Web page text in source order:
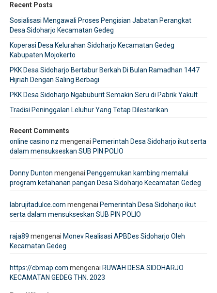
Recent Posts
Sosialisasi Mengawali Proses Pengisian Jabatan Perangkat
Desa Sidoharjo Kecamatan Gedeg
Koperasi Desa Kelurahan Sidoharjo Kecamatan Gedeg
Kabupaten Mojokerto
PKK Desa Sidoharjo Bertabur Berkah Di Bulan Ramadhan 1447
Hijriah Dengan Saling Berbagi
PKK Desa Sidoharjo Ngabuburit Semakin Seru di Pabrik Yakult
Tradisi Peninggalan Leluhur Yang Tetap Dilestarikan
Recent Comments
online casino nz mengenai Pemerintah Desa Sidoharjo ikut serta
dalam mensukseskan SUB PIN POLIO
Donny Dunton mengenai Penggemukan kambing memalui
program ketahanan pangan Desa Sidoharjo Kecamatan Gedeg
labrujitadulce.com mengenai Pemerintah Desa Sidoharjo ikut
serta dalam mensukseskan SUB PIN POLIO
raja89 mengenai Monev Realisasi APBDes Sidoharjo Oleh
Kecamatan Gedeg
https://cbmap.com mengenai RUWAH DESA SIDOHARJO
KECAMATAN GEDEG THN. 2023